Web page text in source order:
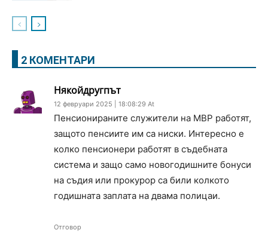
2 КОМЕНТАРИ
Някойдругпът
12 февруари 2025 | 18:08:29 At
Пенсионираните служители на МВР работят,
защото пенсиите им са ниски. Интересно е
колко пенсионери работят в съдебната
система и защо само новогодишните бонуси
на съдия или прокурор са били колкото
годишната заплата на двама полицаи.
Отговор